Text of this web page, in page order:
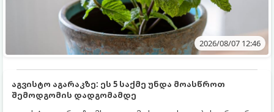
2026/08/07 12:46
აგვისტო აგარაკზე: ეს 5 საქმე უნდა მოასწროთ
შემოდგომის დადგომამდე